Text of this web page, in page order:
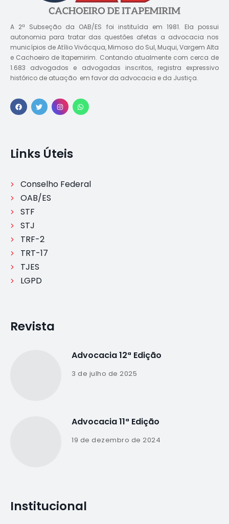
A 2ª Subseção da OAB/ES foi instituída em 1981. Ela possui
autonomia para tratar das questões afetas a advocacia nos
municípios de Atílio Vivácqua, Mimoso do Sul, Muqui, Vargem Alta
e Cachoeiro de Itapemirim. Contando atualmente com cerca de
1.683 advogados e advogadas inscritos, registra expressivo
histórico de atuação em favor da advocacia e da Justiça.
Links Úteis
Conselho Federal
OAB/ES
STF
STJ
TRF-2
TRT-17
TJES
LGPD
Revista
Advocacia 12ª Edição
3 de julho de 2025
Advocacia 11ª Edição
19 de dezembro de 2024
Institucional